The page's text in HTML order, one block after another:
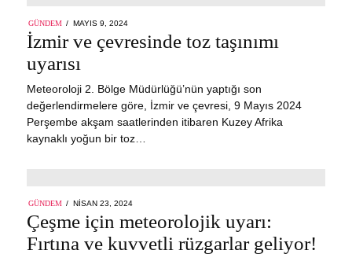
GÜNDEM
POSTED
MAYIS 9, 2024
2024
İzmir ve çevresinde toz taşınımı
uyarısı
Meteoroloji 2. Bölge Müdürlüğü’nün yaptığı son
değerlendirmelere göre, İzmir ve çevresi, 9 Mayıs 2024
Perşembe akşam saatlerinden itibaren Kuzey Afrika
kaynaklı yoğun bir toz…
GÜNDEM
POSTED
NISAN 23, 2024
2024
Çeşme için meteorolojik uyarı:
Fırtına ve kuvvetli rüzgarlar geliyor!